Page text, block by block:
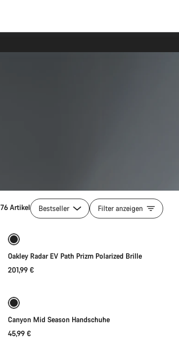
76 Artikel Bestseller Filter anzeigen
In den Warenkorb
Oakley Radar EV Path Prizm Polarized Brille
201,99 €
Canyon Mid Season Handschuhe
45,99 €